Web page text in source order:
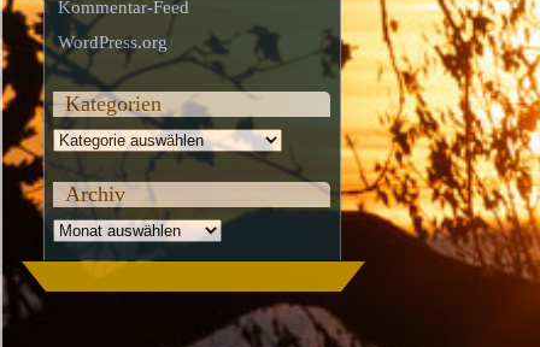
Kommentar-Feed
WordPress.org
Kategorien
Kategorien
Archiv
Archiv